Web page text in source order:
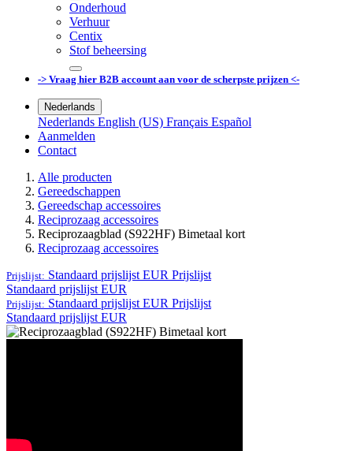
Onderhoud
Verhuur
Centix
Stof beheersing
-> Vraag hier B2B account aan voor de scherpste prijzen <-
Nederlands
Nederlands English (US) Français Español
Aanmelden
Contact
Alle producten
Gereedschappen
Gereedschap accessoires
Reciprozaag accessoires
Reciprozaagblad (S922HF) Bimetaal kort
Reciprozaag accessoires
Prijslijst: Standaard prijslijst EUR Prijslijst
Standaard prijslijst EUR
Prijslijst: Standaard prijslijst EUR Prijslijst
Standaard prijslijst EUR